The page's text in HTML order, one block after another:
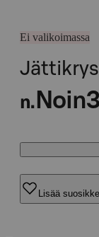
Ei valikoimassa
n. Noin
Lisää